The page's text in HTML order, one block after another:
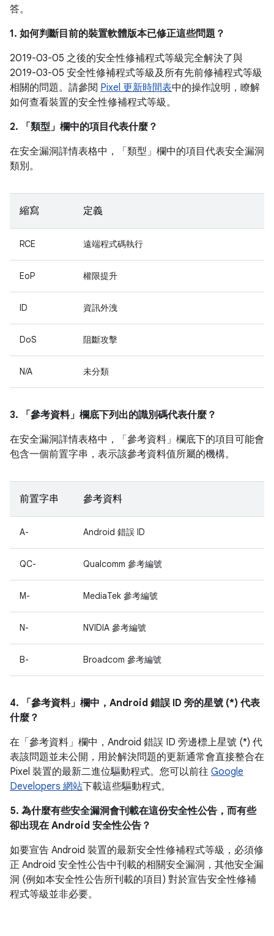
答。
1. 如何判斷目前的裝置軟體版本已修正這些問題？
2019-03-05 之後的安全性修補程式等級完全解決了與
2019-03-05 安全性修補程式等級及所有先前修補程式等級
相關的問題。請參閱 Pixel 更新時間表中的操作說明，瞭解
如何查看裝置的安全性修補程式等級。
2. 「類型」 欄中的項目代表什麼？
在安全漏洞詳情表格中，「類型」 欄中的項目代表安全漏洞
類別。
縮寫 定義
RCE 遠端程式碼執行
EoP 權限提升
ID 資訊外洩
DoS 阻斷攻擊
N/A 未分類
3. 「參考資料」 欄底下列出的識別碼代表什麼？
在安全漏洞詳情表格中，「參考資料」 欄底下的項目可能會
包含一個前置字串，表示該參考資料值所屬的機構。
前置字串 參考資料
A- Android 錯誤 ID
QC- Qualcomm 參考編號
M- MediaTek 參考編號
N- NVIDIA 參考編號
B- Broadcom 參考編號
4. 「參考資料」 欄中，Android 錯誤 ID 旁的星號 (*) 代表
什麼？
在「參考資料」 欄中，Android 錯誤 ID 旁邊標上星號 (*) 代
表該問題並未公開，用於解決問題的更新通常會直接整合在
Pixel 裝置的最新二進位驅動程式。您可以前往 Google
Developers 網站下載這些驅動程式。
5. 為什麼有些安全漏洞會刊載在這份安全性公告，而有些
卻出現在 Android 安全性公告？
如要宣告 Android 裝置的最新安全性修補程式等級，必須修
正 Android 安全性公告中刊載的相關安全漏洞，其他安全漏
洞 (例如本安全性公告所刊載的項目) 對於宣告安全性修補
程式等級並非必要。